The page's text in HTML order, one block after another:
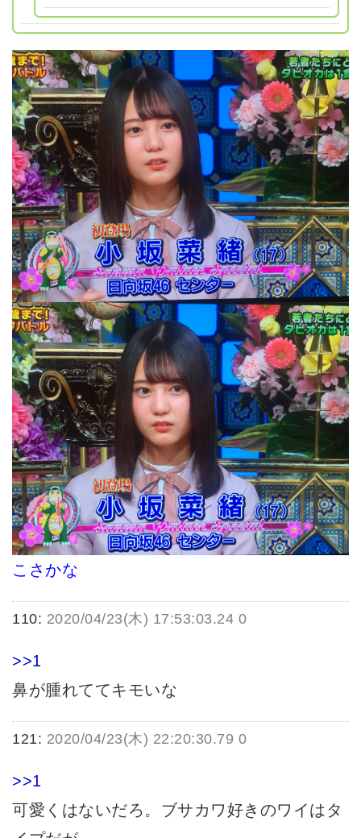
こさかな
110: 2020/04/23(木) 17:53:03.24 0
>>1
鼻が腫れててキモいな
121: 2020/04/23(木) 22:20:30.79 0
>>1
可愛くはないだろ。ブサカワ好きのワイはタ